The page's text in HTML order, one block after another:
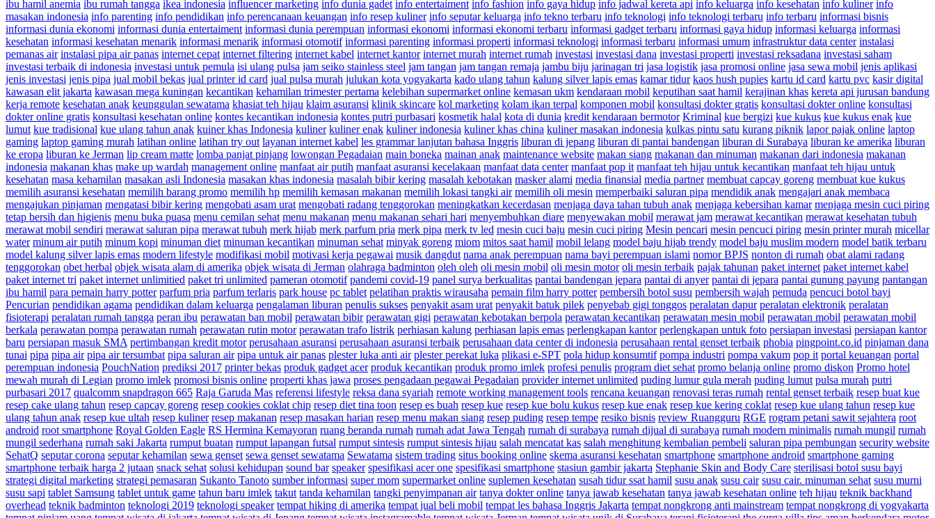
ibu hamil anemia ibu rumah tangga ikea indonesia influencer marketing info dunia gadet info entertaiment info fashion info gaya hidup info jadwal kereta api info keluarga info kesehatan info kuliner info
masakan indonesia info parenting info pendidikan info perencanaan keuangan info resep kuliner info seputar keluarga info tekno terbaru info teknologi info teknologi terbaru info terbaru informasi bisnis
informasi dunia ekonomi informasi dunia entertaiment informasi dunia perempuan informasi ekonomi informasi ekonomi terbaru informasi gadget terbaru informasi gaya hidup informasi keluarga informasi
kesehatan informasi kesehatan menarik informasi menarik informasi otomotif informasi parenting informasi properti informasi teknologi informasi terbaru informasi umum infrastruktur data center instalasi
pemanas air instalasi pipa air panas internet cepat internet filtering internet kabel internet kantor internet murah internet rumah investasi investasi dana investasi properti investasi reksadana investasi saham
investasi terbaik di indonesia investasi untuk pemula isi ulang pulsa jam seiko stainless steel jam tangan jam tangan remaja jambu biju jarinagan tri jasa logistik jasa promosi online jasa sewa mobil jenis aplikasi
jenis investasi jenis pipa jual mobil bekas jual printer id card jual pulsa murah julukan kota yogyakarta kado ulang tahun kalung silver lapis emas kamar tidur kaos hush pupies kartu id card kartu pvc kasir digital
kawasan elit jakarta kawasan mega kuningan kecantikan kehamilan trimester pertama kelebihan supermarket online kemasan ukm kendaraan mobil keputihan saat hamil kerajinan khas kereta api jurusan bandung
kerja remote kesehatan anak keunggulan sewatama khasiat teh hijau klaim asuransi klinik skincare kol marketing kolam ikan terpal komponen mobil konsultasi dokter gratis konsultasi dokter online konsultasi
dokter online gratis konsultasi kesehatan online kontes kecantikan indonesia kontes putri purbasari kosmetik halal kota di dunia kredit kendaraan bermotor Kriminal kue bergizi kue kukus kue kukus enak kue
lumut kue tradisional kue ulang tahun anak kuiner khas Indonesia kuliner kuliner enak kuliner indonesia kuliner khas china kuliner masakan indonesia kulkas pintu satu kurang piknik lapor pajak online laptop
gaming laptop gaming murah latihan online latihan try out layanan internet kabel les grammar lanjutan bahasa Inggris liburan di jepang liburan di pantai bandengan liburan di Surabaya liburan ke amerika liburan
ke eropa liburan ke Jerman lip cream matte lomba panjat pinjang lowongan Pegadaian main boneka mainan anak maintenance website makan siang makanan dan minuman makanan dari indonesia makanan
indonesia makanan khas make up wardah management online manfaat air putih manfaat asuransi kecelakaan manfaat data center manfaat pop it manfaat teh hijau untuk kecantikan manfaat teh hijau untuk
kesehatan masa kehamilan masakan asli Indonesia masakan khas indonesia masalah bibir kering masalah kebotakan masker alami media finansial media partner membuat capcay goreng membuat kue kukus
memilih asuransi kesehatan memilih barang promo memilih hp memilih kemasan makanan memilih lokasi tangki air memilih oli mesin memperbaiki saluran pipa mendidik anak mengajari anak membaca
mengajukan pinjaman mengatasi bibir kering mengobati asam urat mengobati radang tenggorokan meningkatkan kecerdasan menjaga daya tahan tubuh anak menjaga kebersihan kamar menjaga mesin cuci piring
tetap bersih dan higienis menu buka puasa menu cemilan sehat menu makanan menu makanan sehari hari menyembuhkan diare menyewakan mobil merawat jam merawat kecantikan merawat kesehatan tubuh
merawat mobil sendiri merawat saluran pipa merawat tubuh merk hijab merk parfum pria merk pipa merk tv led mesin cuci baju mesin cuci piring Mesin pencari mesin pencuci piring mesin printer murah micellar
water minum air putih minum kopi minuman diet minuman kecantikan minuman sehat minyak goreng miom mitos saat hamil mobil lelang model baju hijab trendy model baju muslim modern model batik terbaru
model kalung silver lapis emas modern lifestyle modifikasi mobil motivasi kerja pegawai musik dangdut nama anak perempuan nama bayi perempuan islami nomor BPJS nonton di rumah obat alami radang
tenggorokan obet herbal objek wisata alam di amerika objek wisata di Jerman olahraga badminton oleh oleh oli mesin mobil oli mesin motor oli mesin terbaik pajak tahunan paket internet paket internet kabel
paket internet tri paket internet unlimitied paket tri unlimited pameran otomotif pandemi covid-19 panel surya berkualitas pantai bandengan jepara pantai di anyer pantai di jepara pantai gunung payung pantangan
ibu hamil para pemain harry potter parfum pria parfum terlaris park house pc tablet pelatihan praktis wirausaha pemain film harry potter pembersih botol susu pembersih wajah pemuda pencuci botol bayi
Pencurian pendidikan agama pendidikan dalam keluarga pengalaman liburan penulis sukses penyakit asam urat penyakit batuk pilek penyebab gigi tonggos peralatan dapur peralatan elektronik peralatan
fisioterapi peralatan rumah tangga peran ibu perawatan ban mobil perawatan bibir perawatan gigi perawatan kebotakan berpola perawatan kecantikan perawatan mesin mobil perawatan mobil perawatan mobil
berkala perawatan pompa perawatan rumah perawatan rutin motor perawatan trafo listrik perhiasan kalung perhiasan lapis emas perlengkapan kantor perlengkapan untuk foto persiapan investasi persiapan kantor
baru persiapan masuk SMA pertimbangan kredit motor perusahaan asuransi perusahaan asuransi terbaik perusahaan data center di indonesia perusahaan rental genset terbaik phobia pingpoint.co.id pinjaman dana
tunai pipa pipa air pipa air tersumbat pipa saluran air pipa untuk air panas plester luka anti air plester perekat luka plikasi e-SPT pola hidup konsumtif pompa industri pompa vakum pop it portal keuangan portal
perempuan indonesia PouchNation prediksi 2017 printer bekas produk gadget acer produk kecantikan produk promo imlek profesi penulis program diet sehat promo belanja online promo diskon Promo hotel
mewah murah di Legian promo imlek promosi bisnis online properti khas jawa proses pengadaan pegawai Pegadaian provider internet unlimited puding lumur gula merah puding lumut pulsa murah putri
purbasari 2017 qualcomm snapdragon 665 Raja Garuda Mas referensi lifestyle reksa dana syariah remote working management tools rencana keuangan renovasi teras rumah rental genset terbaik resep buat kue
resep cake ulang tahun resep capcay goreng resep cookies coklat chip resep diet tina toon resep es buah resep kue resep kue bolu kukus resep kue enak resep kue kering coklat resep kue ulang tahun resep kue
ulang tahun anak resep kue ultah resep kuliner resep makanan resep masakan harian resep menu makan siang resep puding resep tempe resiko bisnis review Ruangguru RGE rogram petani sawit sejahtera root
android root smartphone Royal Golden Eagle RS Hermina Kemayoran ruang beranda rumah rumah adat Jawa Tengah rumah di surabaya rumah dijual di surabaya rumah modern minimalis rumah mungil rumah
mungil sederhana rumah saki Jakarta rumput buatan rumput lapangan futsal rumput sintesis rumput sintesis hijau salah mencatat kas salah menghitung kembalian pembeli saluran pipa pembungan security website
SehatQ seputar corona seputar kehamilan sewa genset sewa genset sewatama Sewatama sistem trading situs booking online skema asuransi kesehatan smartphone smartphone android smartphone gaming
smartphone terbaik harga 2 jutaan snack sehat solusi kehidupan sound bar speaker spesifikasi acer one spesifikasi smartphone stasiun gambir jakarta Stephanie Skin and Body Care sterilisasi botol susu bayi
strategi digital marketing strategi pemasaran Sukanto Tanoto sumber informasi super mom supermarket online suplemen kesehatan susah tidur ssat hamil susu anak susu cair susu cair. minuman sehat susu murni
susu sapi tablet Samsung tablet untuk game tahun baru imlek takut tanda kehamilan tangki penyimpanan air tanya dokter online tanya jawab kesehatan tanya jawab kesehatan online teh hijau teknik backhand
overhead teknik badminton teknologi 2019 teknologi speaker tempat hiking di amerika tempat jual beli mobil tempat les bahasa Inggris Jakarta tempat nongkrong anti mainstream tempat nongkrong di yogyakarta